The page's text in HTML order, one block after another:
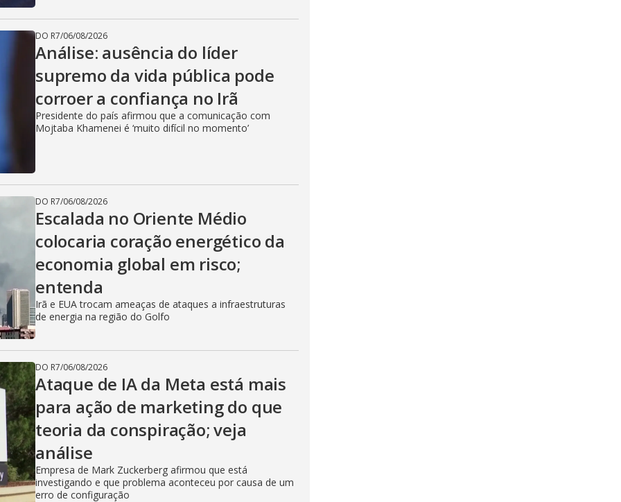
DO R7/06/08/2026
Análise: ausência do líder
supremo da vida pública pode
corroer a confiança no Irã
Presidente do país afirmou que a comunicação com
Mojtaba Khamenei é ‘muito difícil no momento’
DO R7/06/08/2026
Escalada no Oriente Médio
colocaria coração energético da
economia global em risco;
entenda
Irã e EUA trocam ameaças de ataques a infraestruturas
de energia na região do Golfo
DO R7/06/08/2026
Ataque de IA da Meta está mais
para ação de marketing do que
teoria da conspiração; veja
análise
Empresa de Mark Zuckerberg afirmou que está
investigando e que problema aconteceu por causa de um
erro de configuração